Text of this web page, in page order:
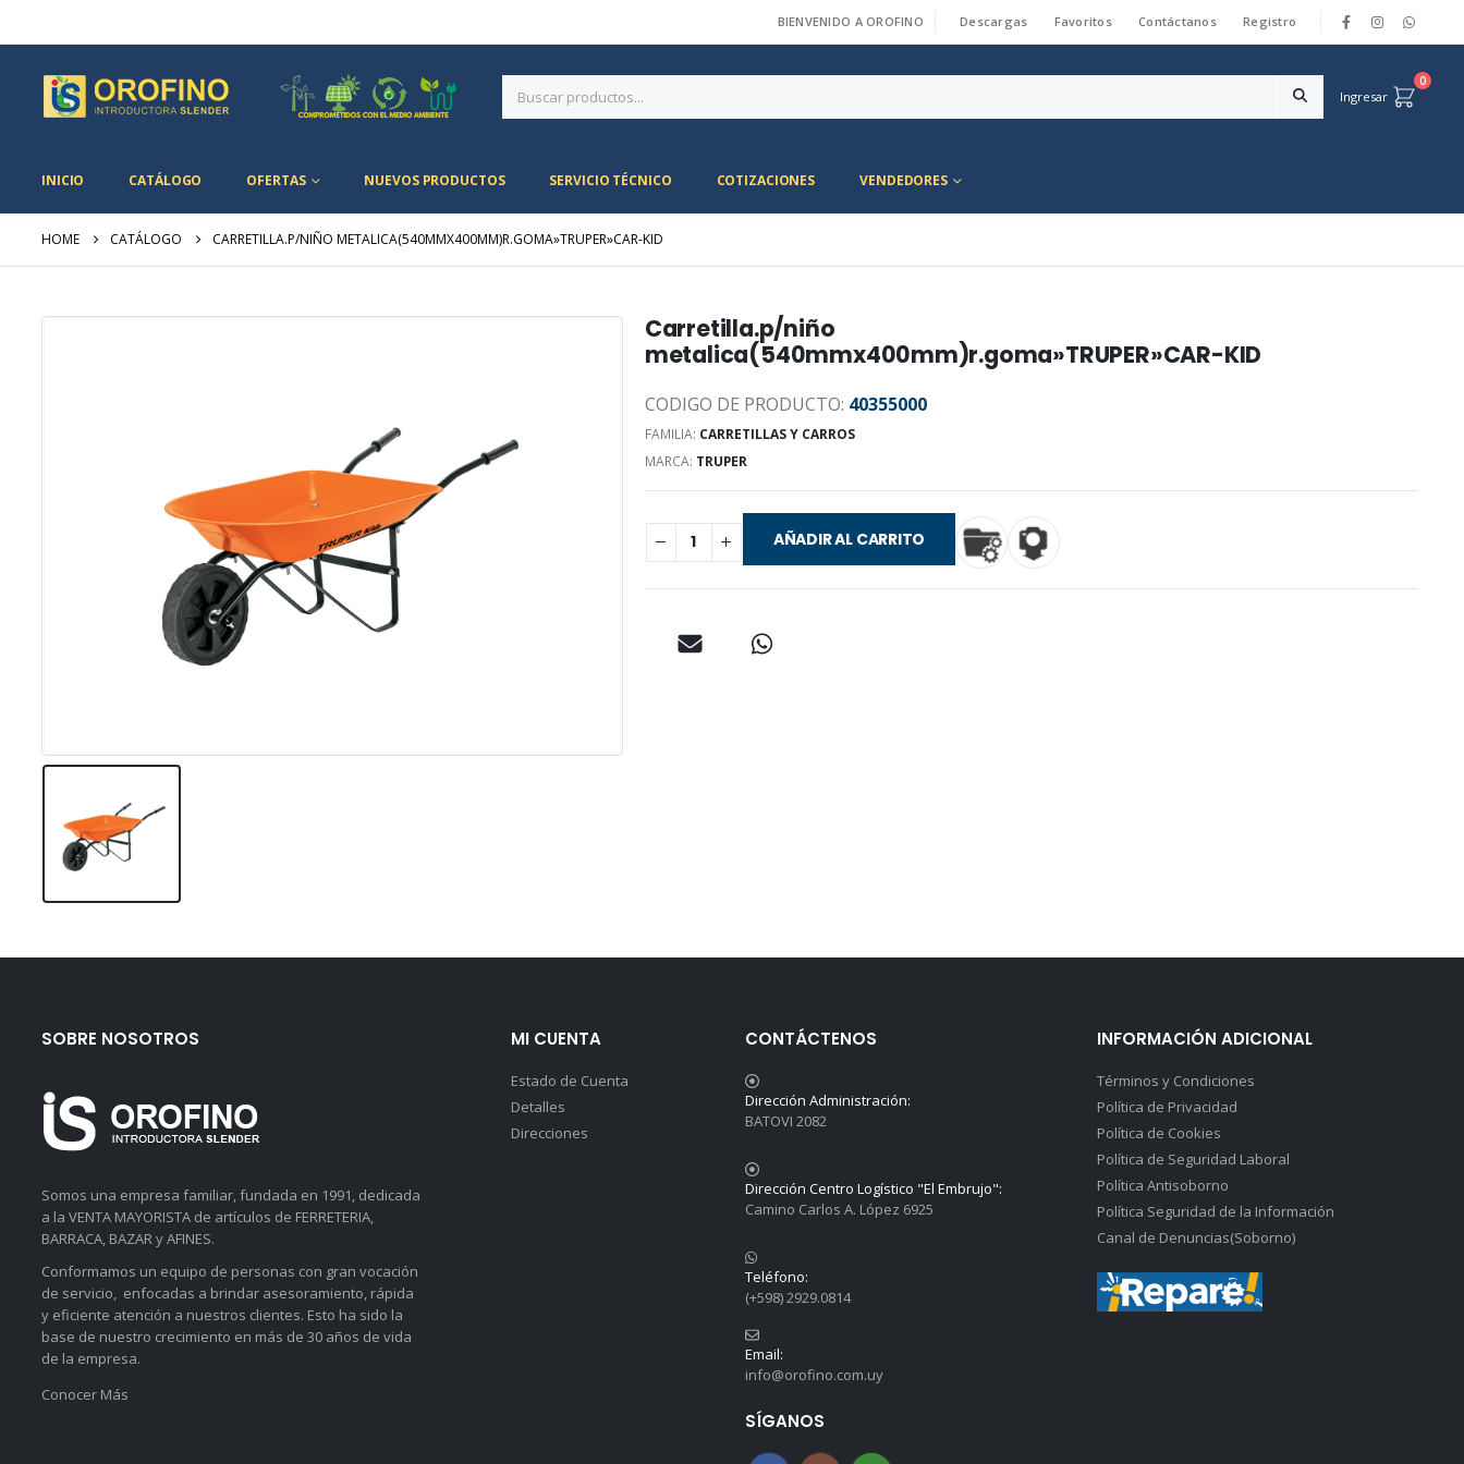
BIENVENIDO A OROFINO Descargas Favoritos Contáctanos Registro
Ingresar
0
INICIO CATÁLOGO OFERTAS NUEVOS PRODUCTOS SERVICIO TÉCNICO COTIZACIONES VENDEDORES
HOME CATÁLOGO CARRETILLA.P/NIÑO METALICA(540MMX400MM)R.GOMA»TRUPER»CAR-KID
Carretilla.p/niño
metalica(540mmx400mm)r.goma»TRUPER»CAR-KID
CODIGO DE PRODUCTO: 40355000
FAMILIA: CARRETILLAS Y CARROS
MARCA: TRUPER
AÑADIR AL CARRITO
SOBRE NOSOTROS
Somos una empresa familiar, fundada en 1991, dedicada
a la VENTA MAYORISTA de artículos de FERRETERIA,
BARRACA, BAZAR y AFINES.
Conformamos un equipo de personas con gran vocación
de servicio, enfocadas a brindar asesoramiento, rápida
y eficiente atención a nuestros clientes. Esto ha sido la
base de nuestro crecimiento en más de 30 años de vida
de la empresa.
Conocer Más
MI CUENTA
Estado de Cuenta
Detalles
Direcciones
CONTÁCTENOS
Dirección Administración:
BATOVI 2082
Dirección Centro Logístico "El Embrujo":
Camino Carlos A. López 6925
Teléfono:
(+598) 2929.0814
Email:
info@orofino.com.uy
SÍGANOS
INFORMACIÓN ADICIONAL
Términos y Condiciones
Política de Privacidad
Política de Cookies
Política de Seguridad Laboral
Política Antisoborno
Política Seguridad de la Información
Canal de Denuncias(Soborno)